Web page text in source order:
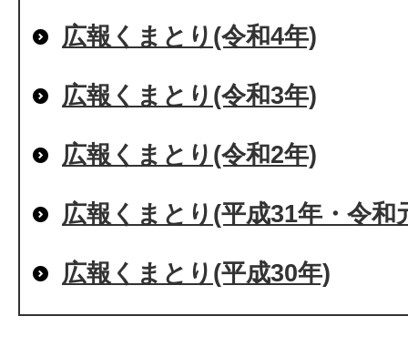
広報くまとり(令和4年)
広報くまとり(令和3年)
広報くまとり(令和2年)
広報くまとり(平成31年・令和
広報くまとり(平成30年)